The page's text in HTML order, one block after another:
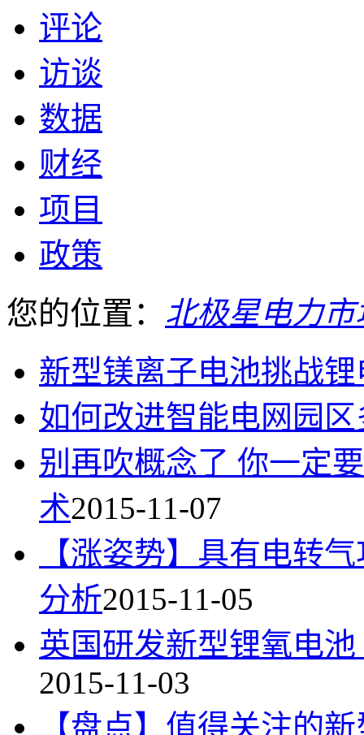
评论
访谈
数据
财经
项目
政策
您的位置： 北极星电力市
新型镁离子电池挑战锂
如何改进智能电网园
别再吹概念了 你一定
术2015-11-07
【涨姿势】具有电转
分析2015-11-05
英国研发新型锂氧电
2015-11-03
【盘点】值得关注的